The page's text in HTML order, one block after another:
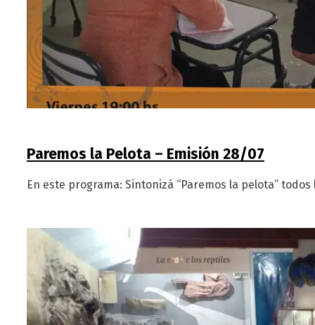
Paremos la Pelota – Emisión 28/07
En este programa: Sintonizá “Paremos la pelota”